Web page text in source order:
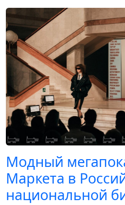
Модный
Маркета в
национальной